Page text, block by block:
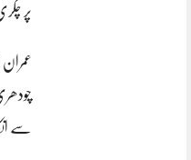
پر چکری میں 16
سے